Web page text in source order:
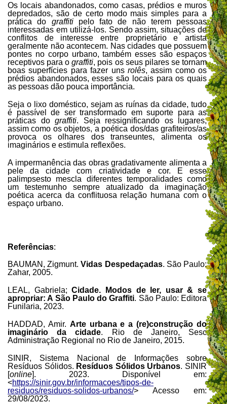
Os locais abandonados, como casas, prédios e muros
depredados, são de certo modo mais simples para a
prática do graffitipelo fato de não terem pessoas
interessadas em utilizá-los. Sendo assim, situações de
conflitos de interesse entre proprietário e artista
geralmente não acontecem. Nas cidades que possuem
pontes no corpo urbano, também esses são espaços
receptivos para ograffiti, pois os seus pilares se tornam
boas superfícies para fazer uns rolês, assim como os
prédios abandonados, esses são locais para os quais
as pessoas dão pouca importância.
Seja o lixo doméstico, sejam as ruínas da cidade, tudo
é passível de ser transformado em suporte para as
práticas do graffiti. Seja ressignificando os lugares,
assim como os objetos, a poética dos/das grafiteiros/as
provoca os olhares dos transeuntes, alimenta os
imaginários e estimula reflexões.
A impermanência das obras gradativamente alimenta a
pele da cidade com criatividade e cor. E esse
palimpsesto mescla diferentes temporalidades como
um testemunho sempre atualizado da imaginação
poética acerca da conflituosa relação humana com o
espaço urbano.
Referências:
BAUMAN, Zigmunt.Vidas Despedaçadas. São Paulo:
Zahar, 2005.
LEAL, Gabriela;Cidade. Modos de ler, usar & se
apropriar: A São Paulo do Graffiti. São Paulo: Editora
Funilaria, 2023.
HADDAD, Amir. Arte urbana e a (re)construção do
imaginário da cidade. Rio de Janeiro, Sesc
Administração Regional no Rio de Janeiro, 2015.
SINIR, Sistema Nacional de Informações sobre
Resíduos Sólidos. Resíduos Sólidos Urbanos. SINIR
[online]. 2023. Disponível em:
<https://sinir.gov.br/informacoes/tipos-de-
residuos/residuos-solidos-urbanos/> Acesso em:
29/08/2023.